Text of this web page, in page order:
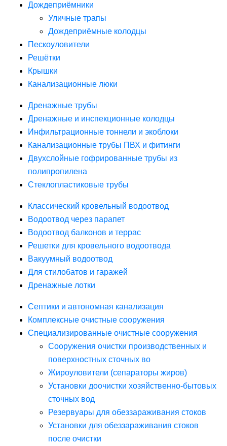
Дождеприёмники
Уличные трапы
Дождеприёмные колодцы
Пескоуловители
Решётки
Крышки
Канализационные люки
Дренажные трубы
Дренажные и инспекционные колодцы
Инфильтрационные тоннели и экоблоки
Канализационные трубы ПВХ и фитинги
Двухслойные гофрированные трубы из
полипропилена
Стеклопластиковые трубы
Классический кровельный водоотвод
Водоотвод через парапет
Водоотвод балконов и террас
Решетки для кровельного водоотвода
Вакуумный водоотвод
Для стилобатов и гаражей
Дренажные лотки
Септики и автономная канализация
Комплексные очистные сооружения
Специализированные очистные сооружения
Сооружения очистки производственных и
поверхностных сточных во
Жироуловители (сепараторы жиров)
Установки доочистки хозяйственно-бытовых
сточных вод
Резервуары для обеззараживания стоков
Установки для обеззараживания стоков
после очистки